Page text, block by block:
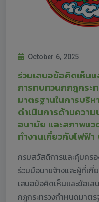
October 6, 2025
ร่วมเสนอข้อคิดเห็นแ
การทบทวนกกฎกระ
มาตรฐานในการบริห
ดำเนินการด้านควา
อนามัย และสภาพแว
ทำงานเกี่ยวกับไฟฟ้า
กรมสวัสดิการและคุ้มครอ
ร่วมมือนายจ้างและผู้ที่เกี่
เสนอข้อคิดเห็นและข้อเส
กฎกระทรวงกำหนดมาตร